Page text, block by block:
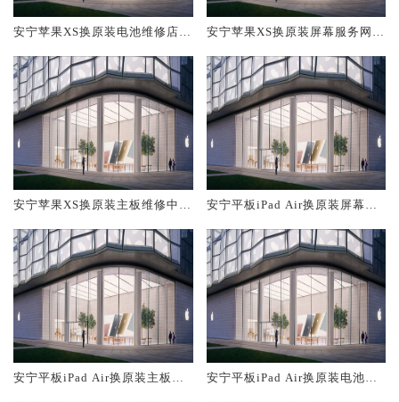
安宁苹果XS换原装电池维修店大
安宁苹果XS换原装屏幕服务网点
安宁苹果XS换原装主板维修中心
安宁平板iPad Air换原装屏幕服
安宁平板iPad Air换原装主板维
安宁平板iPad Air换原装电池维